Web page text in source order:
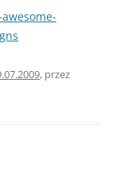
, przez